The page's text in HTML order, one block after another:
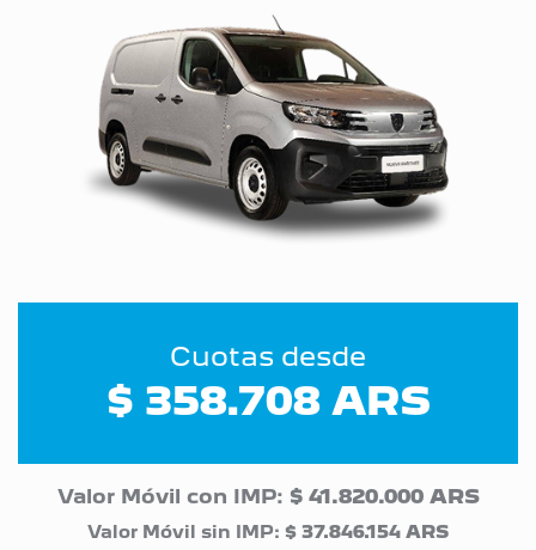
Cuotas desde
$ 358.708 ARS
Valor Móvil con IMP: $ 41.820.000 ARS
Valor Móvil sin IMP: $ 37.846.154 ARS